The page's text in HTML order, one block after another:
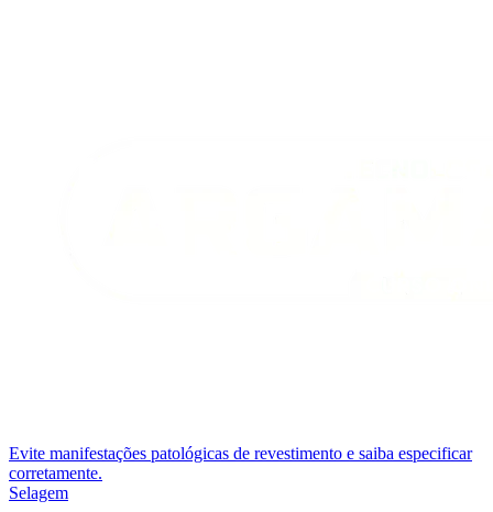
Evite manifestações patológicas de revestimento e saiba especificar
corretamente.
Selagem